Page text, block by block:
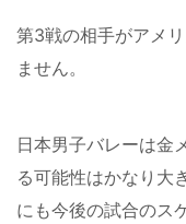
第3戦の相手がアメ
ません。
日本男子バレーは金
る可能性はかなり大
にも今後の試合のス